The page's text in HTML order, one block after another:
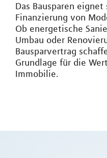
Das Bausparen
Finanzierung von
Ob energetische
Umbau oder
Bausparvertrag
Grundlage für die
Immobilie.